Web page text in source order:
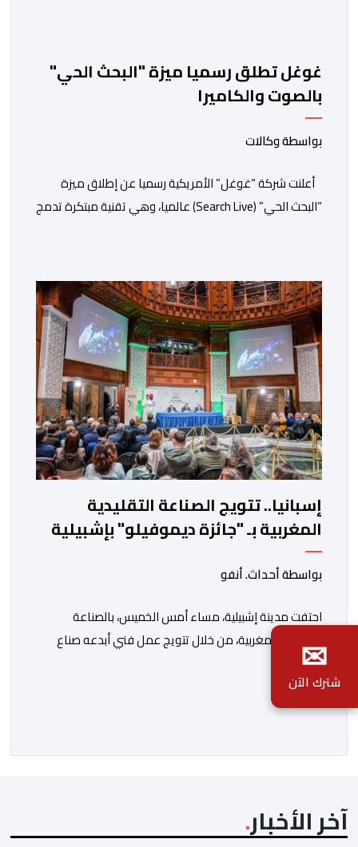
غوغل تطلق رسميا ميزة "البحث الحي"
بالصوت والكاميرا
بواسطة وكالات
أعلنت شركة “غوغل” الأمريكية رسميا عن إطلاق ميزة
“البحث الحي” (Search Live) عالميا، وهي تقنية مبتكرة تدمج
الشركة تأتي هذه الخطوة كجزء من استراتيجية “غوغل”
الشاملة لتعميم تطبيقات الذكاء الاصطناعي التوليدي في
تفاصيل الحياة اليومية. وتعتمد الميزة الجديدة على […]
إسبانيا.. تتويج الصناعة التقليدية
المغربية بـ "جائزة ديموفيلو" بإشبيلية
بواسطة أحداث. أنفو
احتفت مدينة إشبيلية، مساء أمس الخميس، بالصناعة
التقليدية المغربية، من خلال تتويج عمل فني أبدعه صناع
تقليديون بمدينة الصويرة، بجائزة “ديموفيلو”، تقديرا
للأعمال المتميزة التي تعكس الإبداع والبعد الثقافي
والحضاري للصناعة التقليدية. وتسلم هذه الجائزة الدولية
الاجتماعي والتضامني، لحسن السعدي، خلال حفل أقيم
آخر الأخبار
✉
شترك الآن